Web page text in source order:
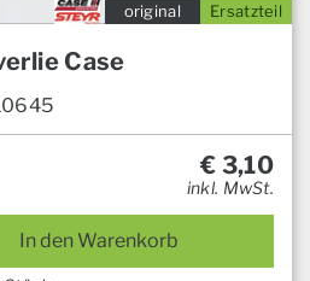
Ersatzteil
original
Case
€ 3,10
inkl. MwSt.
In den Warenkorb